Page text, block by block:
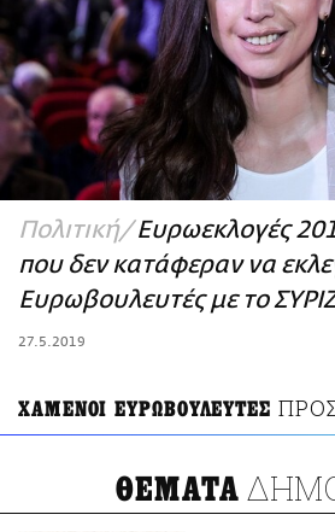
ΜΙΚΡΟΠΡΑΓΜΑΤΑ
THE GOOD LIFO
LIFOLAND
CITY GUIDE
ΑΜΠΑ
PRINT
Πολιτική Ευρωεκλογές
που δεν κατάφεραν να
Ευρωβουλευτές με το
27.5.2019
ΧΑΜΕΝΟΙ ΕΥΡΩΒΟΥΛΕΥΤΕΣ
ΘΕΜΑΤΑ